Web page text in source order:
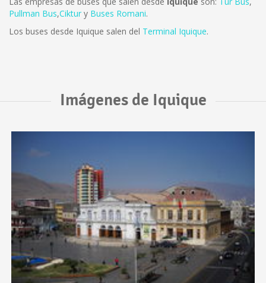
Pullman Bus,Ciktur y Buses Romani.
Los buses desde Iquique salen del Terminal Iquique.
Imágenes de Iquique